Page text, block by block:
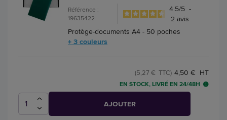
Référence :
19635422
4.5/5 -
2avis
Protège-documents A4 - 50 poches
+ 3 couleurs
4,50 € HT
(5,27 € TTC)
EN STOCK, LIVRÉ EN 24/48H
AJOUTER